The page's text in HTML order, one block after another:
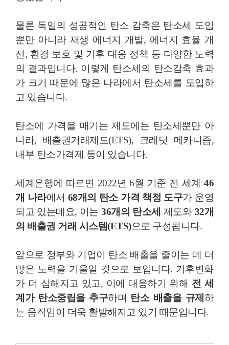
물론 독일의 성공적인 탄소 감축은 탄소세 도입
뿐만 아니라 재생 에너지 개발, 에너지 효율 개
선, 환경 보호 및 기후 대응 정책 등 다양한 노력
의 결과입니다. 이렇게 탄소세의 탄소감축 효과
가 크기 때문에 많은 나라에서 탄소세를 도입하
고 있습니다.
탄소에 가격을 매기는 제도에는 탄소세 뿐만 아
니라, 배출권거래제도(ETS), 크레딧 메카니즘,
내부 탄소가격제 등이 있습니다.
세계은행에 따르면 2022년 6월 기준 전 세계 46
개 나라에서 68개의 탄소 가격 책정 도구가 운영
되고 있는데요, 이는 36개의 탄소세 제도와 32개
의 배출권 거래 시스템(ETS)으로 구성됩니다.
앞으로 정부와 기업이 탄소 배출을 줄이는 데 더
많은 노력을 기울일 것으로 보입니다. 기후변화
가 더 심해지고 있고, 이에 대응하기 위해 전 세
계가 탄소중립을 추구하며 탄소 배출을 규제 하
는 움직임이 더욱 활발해지고 있기 때문입니다.